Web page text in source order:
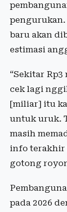
pengurukan.
baru akan
estimasi
“Sekitar
cek lagi
[miliar] itu
untuk uruk.
masih
info terakhir
gotong
pada 2026